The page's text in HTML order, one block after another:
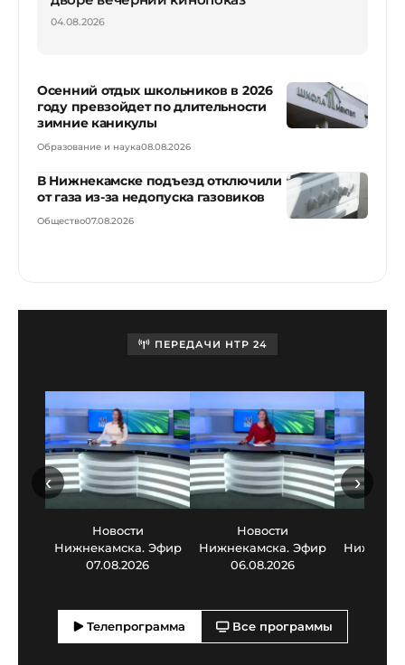
04.08.2026
Осенний отдых школьников в 2026
году превзойдет по длительности
зимние каникулы
Образование и наука08.08.2026
В Нижнекамске подъезд отключили
от газа из-за недопуска газовиков
Общество07.08.2026
ПЕРЕДАЧИ НТР 24
Новости
Нижнекамска. Эфир
07.08.2026
Новости
Нижнекамска. Эфир
06.08.2026
‹ ›
Телепрограмма Все программы